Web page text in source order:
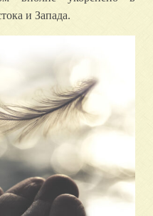
и Запада.